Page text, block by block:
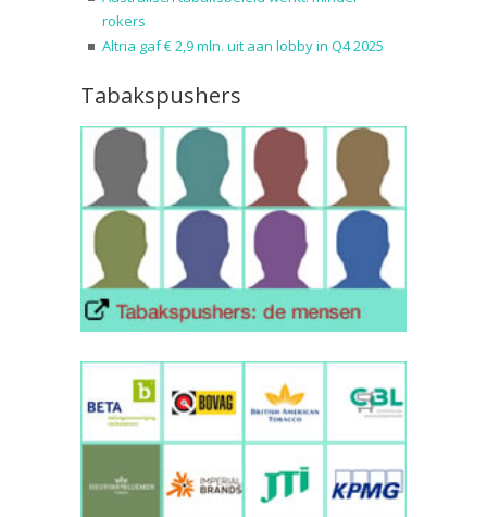
rokers
Altria gaf € 2,9 mln. uit aan lobby in Q4 2025
Tabakspushers